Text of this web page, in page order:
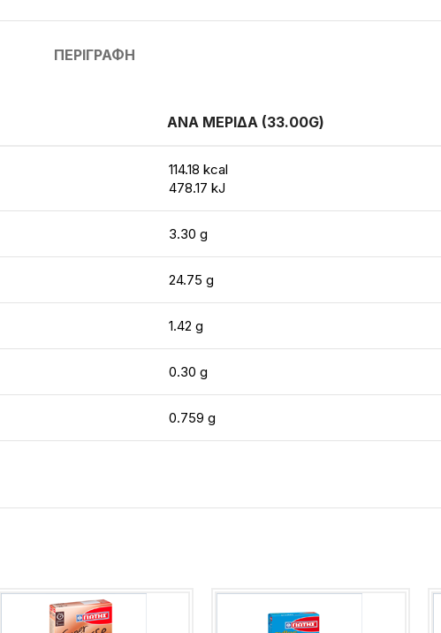
ΠΕΡΙΓΡΑΦΉ
ΑΝΑ ΜΕΡΙΔΑ (33.00G)
114.18 kcal
478.17 kJ
3.30 g
24.75 g
1.42 g
0.30 g
0.759 g